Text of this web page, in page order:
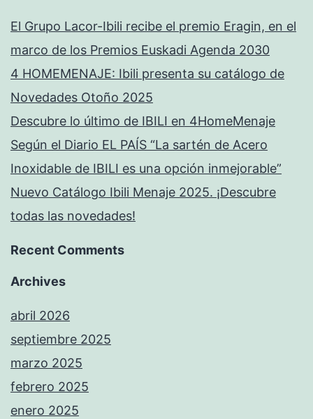
El Grupo Lacor-Ibili recibe el premio Eragin, en el
marco de los Premios Euskadi Agenda 2030
4 HOMEMENAJE: Ibili presenta su catálogo de
Novedades Otoño 2025
Descubre lo último de IBILI en 4HomeMenaje
Según el Diario EL PAÍS “La sartén de Acero
Inoxidable de IBILI es una opción inmejorable”
Nuevo Catálogo Ibili Menaje 2025. ¡Descubre
todas las novedades!
Recent Comments
Archives
abril 2026
septiembre 2025
marzo 2025
febrero 2025
enero 2025